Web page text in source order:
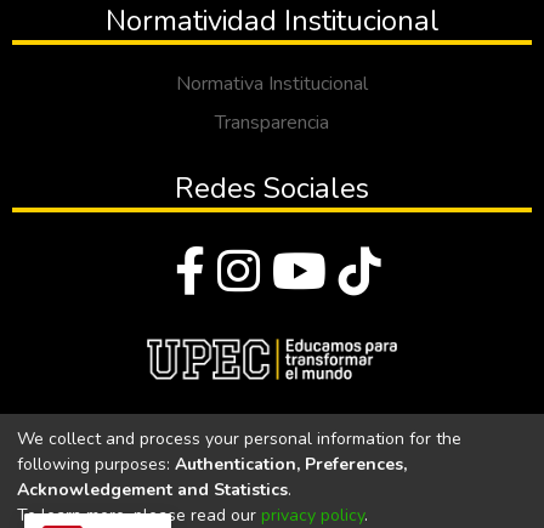
Normatividad Institucional
Normativa Institucional
Transparencia
Redes Sociales
Universidad Politécnica Estatal del Carchi
We collect and process your personal information for the
following purposes: Authentication, Preferences,
Acknowledgement and Statistics.
To learn more, please read our privacy policy.